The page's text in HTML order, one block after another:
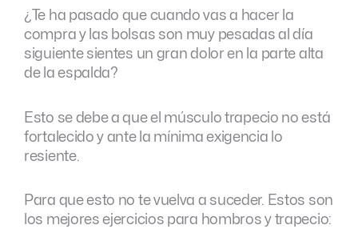
¿Te ha pasado que cuando vas a hacer la
compra y las bolsas son muy pesadas al día
siguiente sientes un gran dolor en la parte alta
de la espalda?
Esto se debe a que el músculo trapecio no está
fortalecido y ante la mínima exigencia lo
resiente.
Para que esto no te vuelva a suceder. Estos son
los mejores ejercicios para hombros y trapecio: